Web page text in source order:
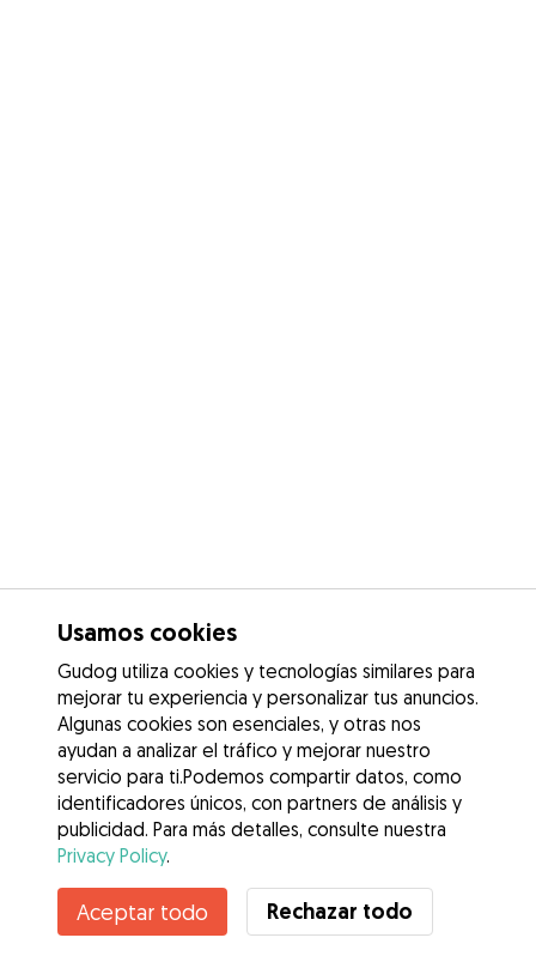
Usamos cookies
Gudog utiliza cookies y tecnologías similares para
mejorar tu experiencia y personalizar tus anuncios.
Algunas cookies son esenciales, y otras nos
ayudan a analizar el tráfico y mejorar nuestro
servicio para ti.Podemos compartir datos, como
identificadores únicos, con partners de análisis y
publicidad. Para más detalles, consulte nuestra
Privacy Policy.
Aceptar todo Rechazar todo